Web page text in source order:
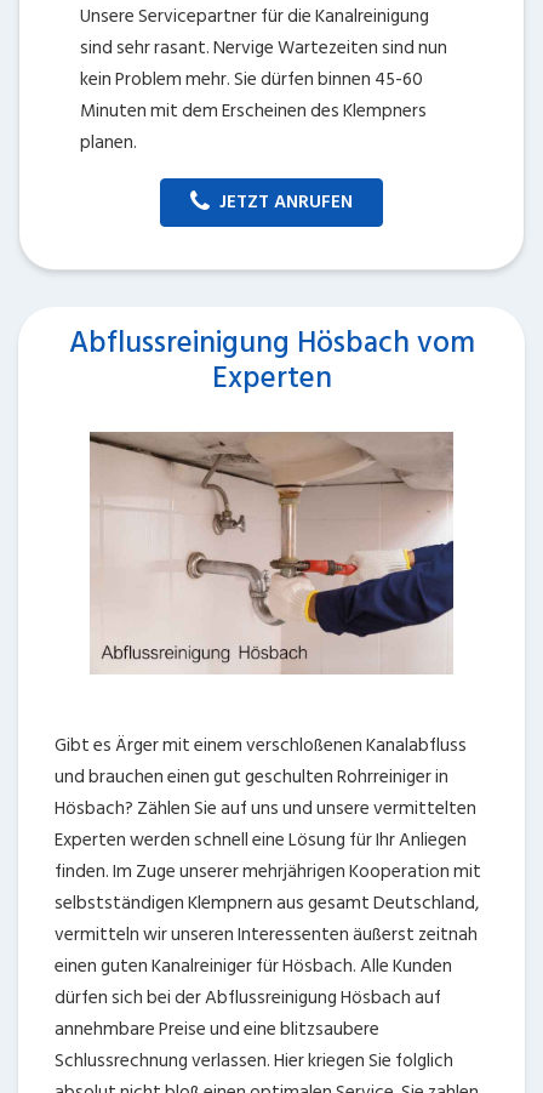
Unsere Servicepartner für die Kanalreinigung
sind sehr rasant. Nervige Wartezeiten sind nun
kein Problem mehr. Sie dürfen binnen 45-60
Minuten mit dem Erscheinen des Klempners
planen.
JETZT ANRUFEN
Abflussreinigung Hösbach vom
Experten
Gibt es Ärger mit einem verschloßenen Kanalabfluss
und brauchen einen gut geschulten Rohrreiniger in
Hösbach? Zählen Sie auf uns und unsere vermittelten
Experten werden schnell eine Lösung für Ihr Anliegen
finden. Im Zuge unserer mehrjährigen Kooperation mit
selbstständigen Klempnern aus gesamt Deutschland,
vermitteln wir unseren Interessenten äußerst zeitnah
einen guten Kanalreiniger für Hösbach. Alle Kunden
dürfen sich bei der Abflussreinigung Hösbach auf
annehmbare Preise und eine blitzsaubere
Schlussrechnung verlassen. Hier kriegen Sie folglich